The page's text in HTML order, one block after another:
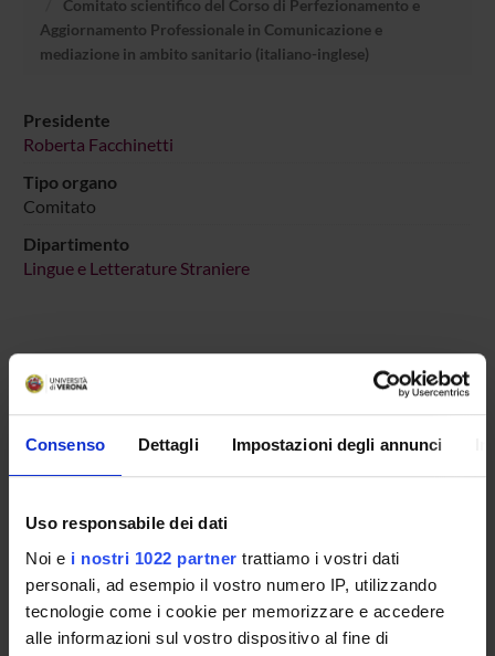
Consenso Dettagli Impostazioni degli annunci
Uso responsabile dei dati
Noi e i nostri 1022 partner trattiamo i vostri dati
personali, ad esempio il vostro numero IP, utilizzando
tecnologie come i cookie per memorizzare e accedere
alle informazioni sul vostro dispositivo al fine di
Comitato scientifico del Corso di Perfezionamento e
Aggiornamento Professionale in Comunicazione e
mediazione in ambito sanitario (italiano-inglese)
Presidente
Roberta Facchinetti
Tipo organo
Comitato
Dipartimento
Lingue e Letterature Straniere
COMPONENTI
Carlotta Fiammenghi
Simone Garzon
Nicola Martinelli